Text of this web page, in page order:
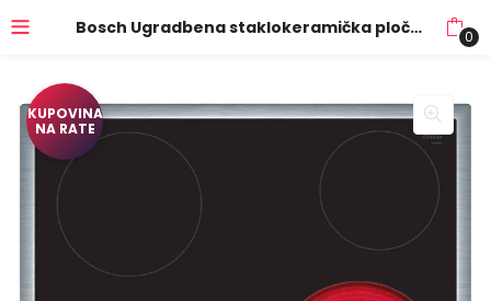
Bosch Ugradbena staklokeramička ploča za kuhanje, 60 cm, Serie 4 – PKE645BA2E 0
KUPOVINA
NA RATE